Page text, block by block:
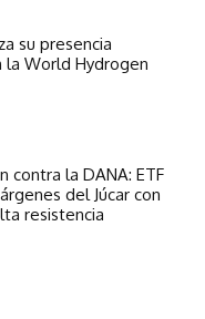
su presencia
la World Hydrogen
contra la DANA: ETF
del Júcar con
resistencia